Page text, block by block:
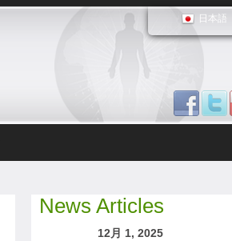
日本語
News Articles
12月 1, 2025